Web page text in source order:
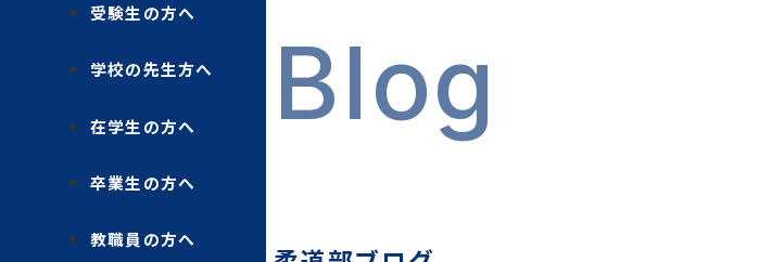
受験生の方へ
学校の先生方へ
在学生の方へ
卒業生の方へ
教職員の方へ
Blog